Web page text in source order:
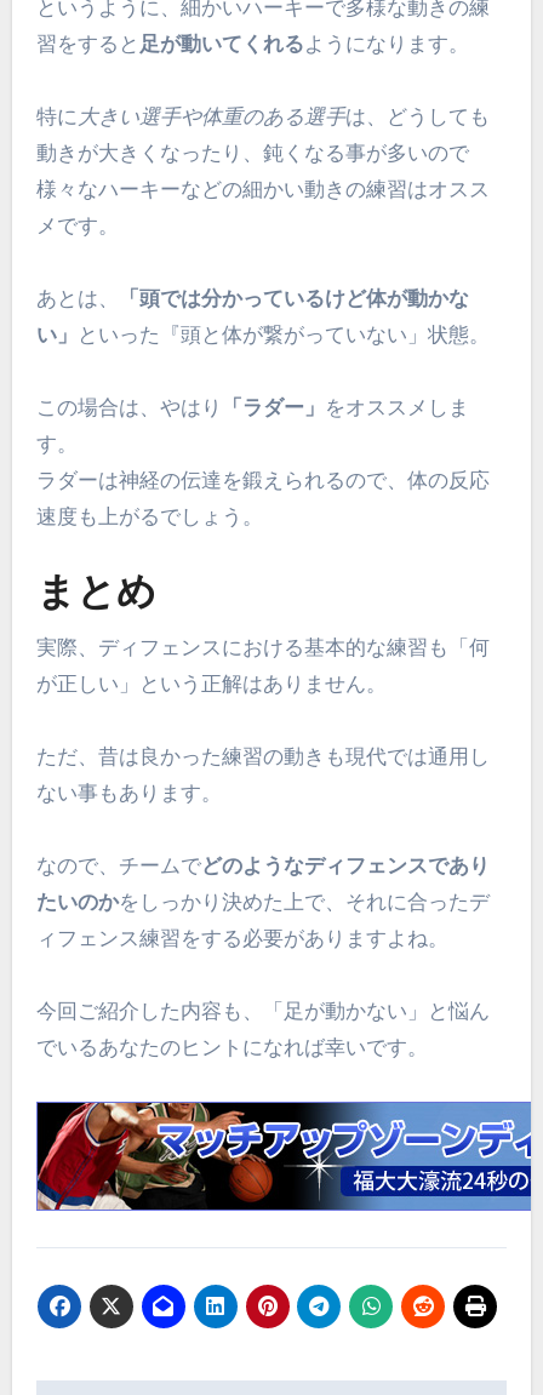
というように、細かいハーキーで多様な動きの練
習をすると 足が動いてくれるようになります。
特に 大きい選手や体重のある選手は、どうしても
動きが大きくなったり、鈍くなる事が多いので
様々なハーキーなどの細かい動きの練習はオスス
メです。
あとは、
「頭では分かっているけど体が動かな
い」 といった『頭と体が繋がっていない」状態。
この場合は、やはり 「ラダー」 をオススメしま
す。
ラダーは神経の伝達を鍛えられるので、体の反応
速度も上がるでしょう。
まとめ
実際、ディフェンスにおける基本的な練習も「何
が正しい」という正解はありません。
ただ、昔は良かった練習の動きも現代では通用し
ない事もあります。
なので、チームでどのようなディフェンスであり
たいのかをしっかり決めた上で、それに合ったデ
ィフェンス練習をする必要がありますよね。
今回ご紹介した内容も、「足が動かない」と悩ん
でいるあなたのヒントになれば幸いです。